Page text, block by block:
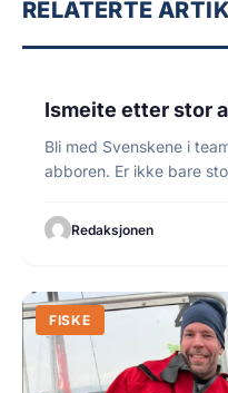
RELATERTE
ISFISKE
Ismeite etter stor
Bli med Svenskene i
abboren. Er ikke bare
Redaksjonen
FISKE